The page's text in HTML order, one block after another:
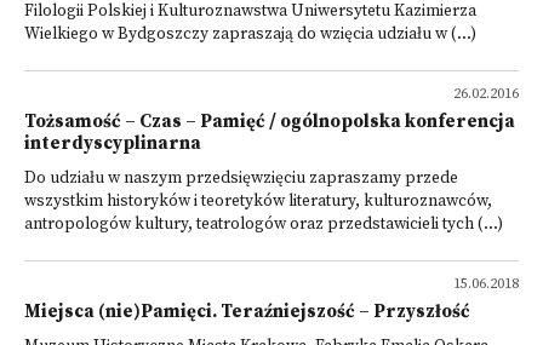
Filologii Polskiej i Kulturoznawstwa Uniwersytetu Kazimierza
Wielkiego w Bydgoszczy zapraszają do wzięcia udziału w (...)
26.02.2016
Tożsamość – Czas – Pamięć / ogólnopolska konferencja
interdyscyplinarna
Do udziału w naszym przedsięwzięciu zapraszamy przede
wszystkim historyków i teoretyków literatury, kulturoznawców,
antropologów kultury, teatrologów oraz przedstawicieli tych (...)
15.06.2018
Miejsca (nie)Pamięci. Teraźniejszość – Przyszłość